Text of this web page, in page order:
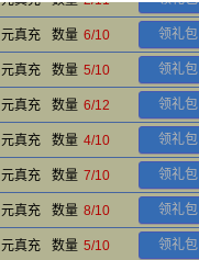
元真充 数量 6/10 领礼包
元真充 数量 5/10 领礼包
元真充 数量 6/12 领礼包
元真充 数量 4/10 领礼包
元真充 数量 7/10 领礼包
元真充 数量 8/10 领礼包
元真充 数量 5/10 领礼包